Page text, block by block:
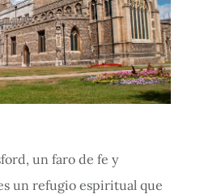
un faro de fe y
un refugio espiritual que